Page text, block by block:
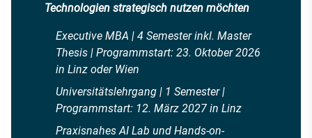
Technologien strategisch nutzen möchten
Executive MBA | 4 Semester inkl. Master
Thesis | Programmstart: 23. Oktober 2026
in Linz oder Wien
Universitätslehrgang | 1 Semester |
Programmstart: 12. März 2027 in Linz
Praxisnahes AI Lab und Hands-on-